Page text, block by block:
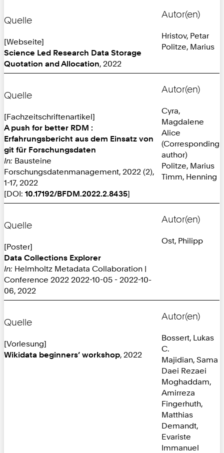
Quelle
[Webseite]
Science Led Research Data Storage
Quotation and Allocation, 2022
Autor(en)
Hristov, Petar
Politze, Marius
Quelle
[Fachzeitschriftenartikel]
A push for better RDM :
Erfahrungsbericht aus dem Einsatz von
git für Forschungsdaten
In: Bausteine
Forschungsdatenmanagement, 2022 (2),
1-17, 2022
[DOI: 10.17192/BFDM.2022.2.8435]
Autor(en)
Cyra,
Magdalene
Alice
(Corresponding
author)
Politze, Marius
Timm, Henning
Quelle
[Poster]
Data Collections Explorer
In: Helmholtz Metadata Collaboration |
Conference 2022 2022-10-05 - 2022-10-
06, 2022
Autor(en)
Ost, Philipp
Quelle
[Vorlesung]
Wikidata beginners’ workshop, 2022
Autor(en)
Bossert, Lukas
C.
Majidian, Sama
Daei Rezaei
Moghaddam,
Amirreza
Fingerhuth,
Matthias
Demandt,
Evariste
Immanuel